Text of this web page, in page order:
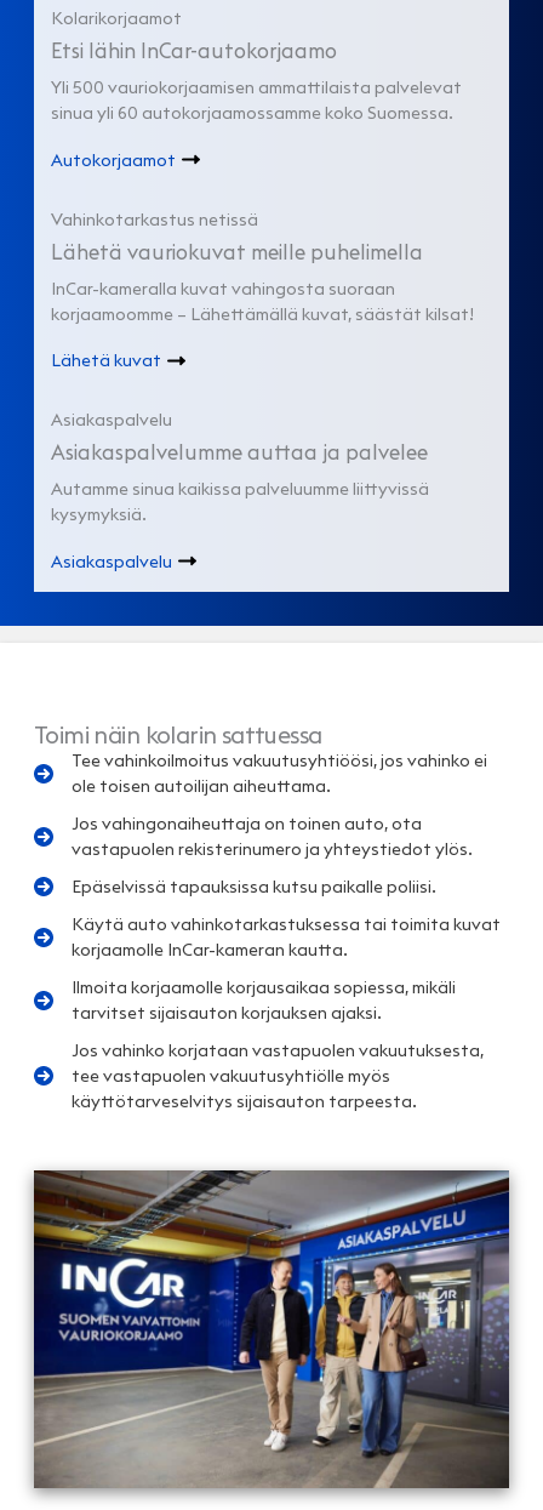
Kolarikorjaamot
Etsi lähin InCar-autokorjaamo
Yli 500 vauriokorjaamisen ammattilaista palvelevat
sinua yli 60 autokorjaamossamme koko Suomessa.
Autokorjaamot
Vahinkotarkastus netissä
Lähetä vauriokuvat meille puhelimella
InCar-kameralla kuvat vahingosta suoraan
korjaamoomme – Lähettämällä kuvat, säästät kilsat!
Lähetä kuvat
Asiakaspalvelu
Asiakaspalvelumme auttaa ja palvelee
Autamme sinua kaikissa palveluumme liittyvissä
kysymyksiä.
Asiakaspalvelu
Toimi näin kolarin sattuessa
Tee vahinkoilmoitus vakuutusyhtiöösi, jos vahinko ei
ole toisen autoilijan aiheuttama.
Jos vahingonaiheuttaja on toinen auto, ota
vastapuolen rekisterinumero ja yhteystiedot ylös.
Epäselvissä tapauksissa kutsu paikalle poliisi.
Käytä auto vahinkotarkastuksessa tai toimita kuvat
korjaamolle InCar-kameran kautta.
Ilmoita korjaamolle korjausaikaa sopiessa, mikäli
tarvitset sijaisauton korjauksen ajaksi.
Jos vahinko korjataan vastapuolen vakuutuksesta,
tee vastapuolen vakuutusyhtiölle myös
käyttötarveselvitys sijaisauton tarpeesta.